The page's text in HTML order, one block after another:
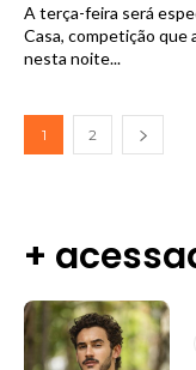
A terça-feira será
Casa, competição que
nesta noite...
1 2
+